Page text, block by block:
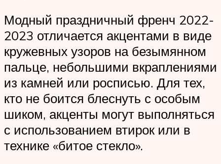
Модный праздничный френч 2022-
2023 отличается акцентами в виде
кружевных узоров на безымянном
пальце, небольшими вкраплениями
из камней или росписью. Для тех,
кто не боится блеснуть с особым
шиком, акценты могут выполняться
с использованием втирок или в
технике «битое стекло».